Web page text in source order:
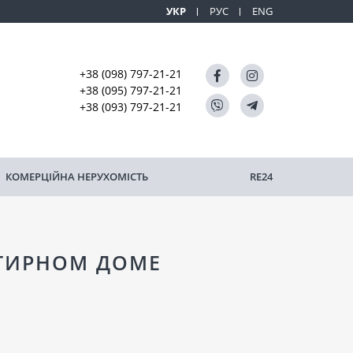
УКР РУС ENG
+38 (098) 797-21-21
+38 (095) 797-21-21
+38 (093) 797-21-21
КОМЕРЦІЙНА НЕРУХОМІСТЬ RE24
ДОМЕ